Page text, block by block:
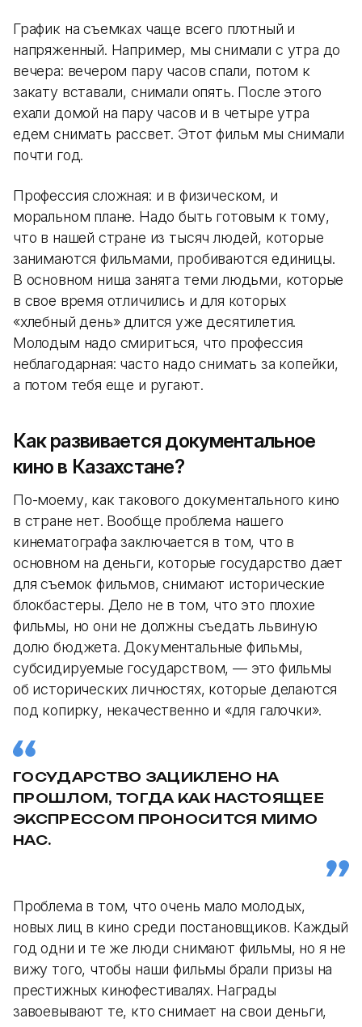
График на съемках чаще всего плотный и
напряженный. Например, мы снимали с утра до
вечера: вечером пару часов спали, потом к
закату вставали, снимали опять. После этого
ехали домой на пару часов и в четыре утра
едем снимать рассвет. Этот фильм мы снимали
почти год.
Профессия сложная: и в физическом, и
моральном плане. Надо быть готовым к тому,
что в нашей стране из тысяч людей, которые
занимаются фильмами, пробиваются единицы.
В основном ниша занята теми людьми, которые
в свое время отличились и для которых
«хлебный день» длится уже десятилетия.
Молодым надо смириться, что профессия
неблагодарная: часто надо снимать за копейки,
а потом тебя еще и ругают.
Как развивается документальное
кино в Казахстане?
По-моему, как такового документального кино
в стране нет. Вообще проблема нашего
кинематографа заключается в том, что в
основном на деньги, которые государство дает
для съемок фильмов, снимают исторические
блокбастеры. Дело не в том, что это плохие
фильмы, но они не должны съедать львиную
долю бюджета. Документальные фильмы,
субсидируемые государством, — это фильмы
об исторических личностях, которые делаются
под копирку, некачественно и «для галочки».
ГОСУДАРСТВО ЗАЦИКЛЕНО НА
ПРОШЛОМ, ТОГДА КАК НАСТОЯЩЕЕ
ЭКСПРЕССОМ ПРОНОСИТСЯ МИМО
НАС.
Проблема в том, что очень мало молодых,
новых лиц в кино среди постановщиков. Каждый
год одни и те же люди снимают фильмы, но я не
вижу того, чтобы наши фильмы брали призы на
престижных кинофестивалях. Награды
завоевывают те, кто снимает на свои деньги,